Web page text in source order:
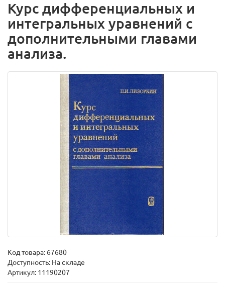
Курс дифференциальных и
интегральных уравнений с
дополнительными главами
анализа.
Код товара: 67680
Доступность: На складе
Артикул: 11190207